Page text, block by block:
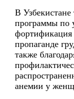
В
программы по
фортификация
пропаганде
также
анемии у